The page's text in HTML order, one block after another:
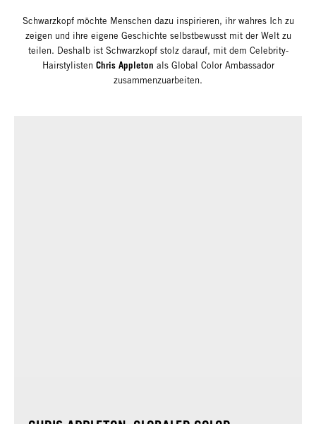
Schwarzkopf möchte Menschen dazu inspirieren, ihr wahres Ich zu
zeigen und ihre eigene Geschichte selbstbewusst mit der Welt zu
teilen. Deshalb ist Schwarzkopf stolz darauf, mit dem Celebrity-
Hairstylisten Chris Appleton als Global Color Ambassador
zusammenzuarbeiten.